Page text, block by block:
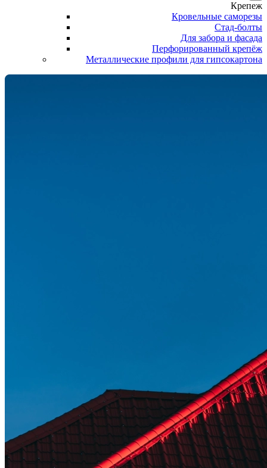
Крепеж
Кровельные саморезы
Стад-болты
Для забора и фасада
Перфорированный крепёж
Металлические профили для гипсокартона